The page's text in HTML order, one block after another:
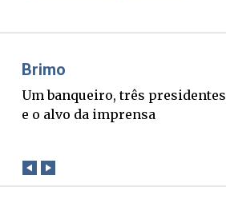
Misael Elias
O Boato corre mais rápido que a
verdade. Mas quem paga a